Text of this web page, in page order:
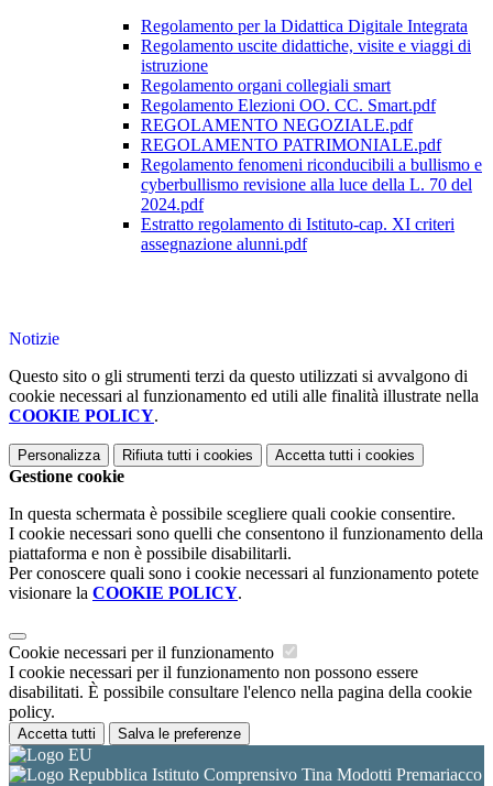
Regolamento per la Didattica Digitale Integrata
Regolamento uscite didattiche, visite e viaggi di
istruzione
Regolamento organi collegiali smart
Regolamento Elezioni OO. CC. Smart.pdf
REGOLAMENTO NEGOZIALE.pdf
REGOLAMENTO PATRIMONIALE.pdf
Regolamento fenomeni riconducibili a bullismo e
cyberbullismo revisione alla luce della L. 70 del
2024.pdf
Estratto regolamento di Istituto-cap. XI criteri
assegnazione alunni.pdf
Notizie
Questo sito o gli strumenti terzi da questo utilizzati si avvalgono di
cookie necessari al funzionamento ed utili alle finalità illustrate nella
COOKIE POLICY.
Personalizza Rifiuta tutti i cookies Accetta tutti i cookies
Gestione cookie
In questa schermata è possibile scegliere quali cookie consentire.
I cookie necessari sono quelli che consentono il funzionamento della
piattaforma e non è possibile disabilitarli.
Per conoscere quali sono i cookie necessari al funzionamento potete
visionare la COOKIE POLICY.
Cookie necessari per il funzionamento
I cookie necessari per il funzionamento non possono essere
disabilitati. È possibile consultare l'elenco nella pagina della cookie
policy.
Accetta tutti Salva le preferenze
Istituto Comprensivo Tina Modotti Premariacco